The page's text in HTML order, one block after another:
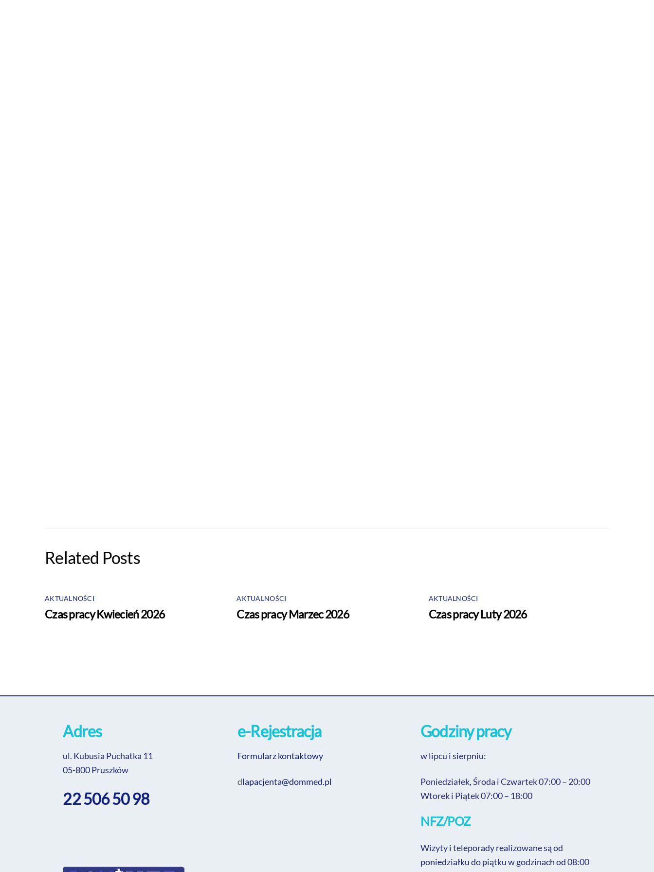
Related Posts
AKTUALNOŚCI
Czas pracy Kwiecień 2026
AKTUALNOŚCI
Czas pracy Marzec 2026
AKTUALNOŚCI
Czas pracy Luty 2026
Adres
ul. Kubusia Puchatka 11
05-800 Pruszków
22 506 50 98
e-Rejestracja
Formularz kontaktowy
dlapacjenta@dommed.pl
Godziny pracy
w lipcu i sierpniu:
Poniedziałek, Środa i Czwartek 07:00 – 20:00
Wtorek i Piątek 07:00 – 18:00
NFZ/POZ
Wizyty i teleporady realizowane są od
poniedziałku do piątku w godzinach od 08:00
DOM MED